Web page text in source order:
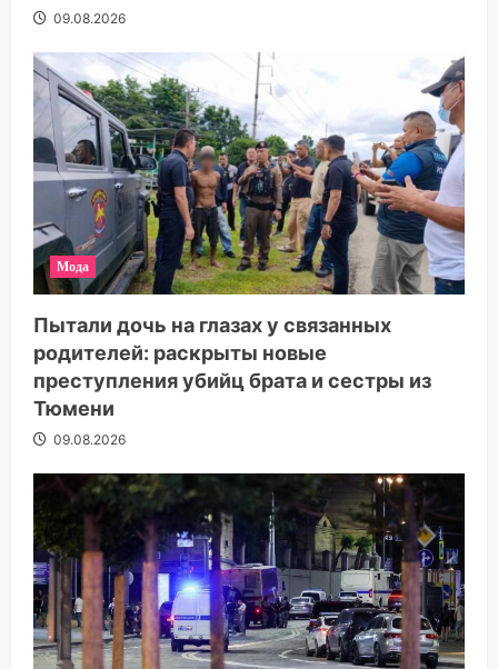
09.08.2026
Мода
Пытали дочь на глазах у связанных
родителей: раскрыты новые
преступления убийц брата и сестры из
Тюмени
09.08.2026